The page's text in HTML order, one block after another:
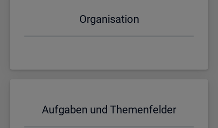
Or­ga­ni­sa­ti­on
Auf­ga­ben und The­men­fel­der